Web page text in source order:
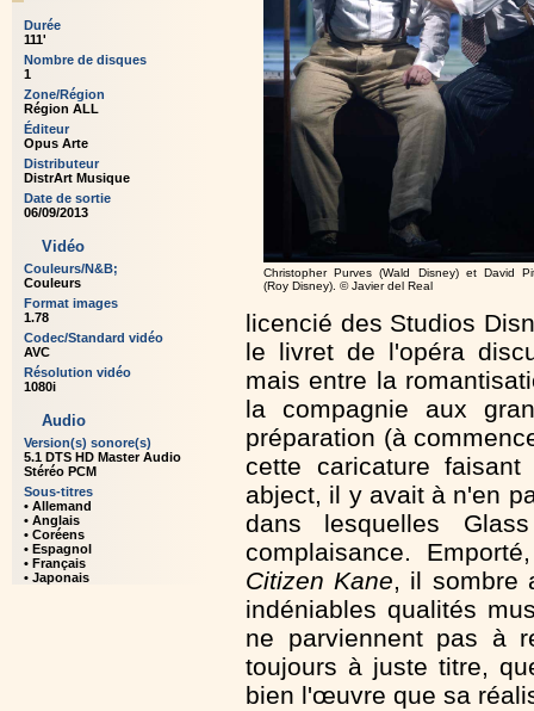
Durée
111'
Nombre de disques
1
Zone/Région
Région ALL
Éditeur
Opus Arte
Distributeur
DistrArt Musique
Date de sortie
06/09/2013
Vidéo
Couleurs/N&B;
Couleurs
Format images
1.78
Codec/Standard vidéo
AVC
Résolution vidéo
1080i
Audio
Version(s) sonore(s)
5.1 DTS HD Master Audio
Stéréo PCM
Sous-titres
• Allemand
• Anglais
• Coréens
• Espagnol
• Français
• Japonais
Christopher Purves (Wald Disney) et David
(Roy Disney). © Javier del Real
licencié des Studios
le livret de l'opéra
mais entre la
la compagnie aux
préparation (à
cette caricature
abject, il y avait à n'en
dans lesquelles
complaisance.
Citizen Kane, il sombre
indéniables qualités
ne parviennent pas à
toujours à juste titre,
bien l'œuvre que sa